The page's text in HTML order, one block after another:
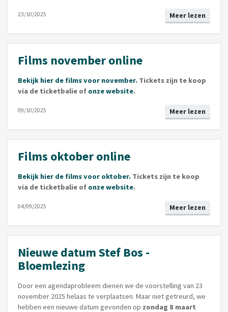
Meer lezen
23/10/2025
Films november online
Bekijk hier de films voor november. Tickets zijn te koop
via de ticketbalie of onze website.
Meer lezen
09/10/2025
Films oktober online
Bekijk hier de films voor oktober. Tickets zijn te koop
via de ticketbalie of onze website.
Meer lezen
04/09/2025
Nieuwe datum Stef Bos -
Bloemlezing
Door een agendaprobleem dienen we de voorstelling van 23
november 2025 helaas te verplaatsen. Maar niet getreurd, we
hebben een nieuwe datum gevonden op zondag 8 maart